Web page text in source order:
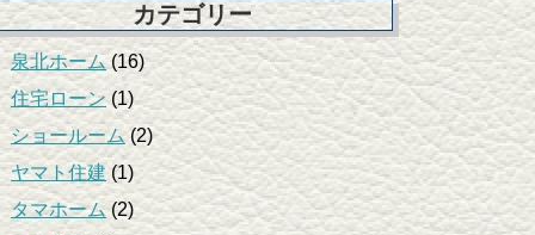
カテゴリー
泉北ホーム (16)
住宅ローン (1)
ショールーム (2)
ヤマト住建 (1)
タマホーム (2)